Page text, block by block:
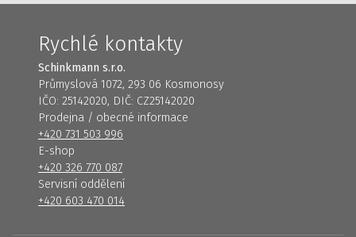
Rychlé kontakty
Schinkmann s.r.o.
Průmyslová 1072, 293 06 Kosmonosy
IČO: 25142020, DIČ: CZ25142020
Prodejna / obecné informace
+420 731 503 996
E-shop
+420 326 770 087
Servisní oddělení
+420 603 470 014